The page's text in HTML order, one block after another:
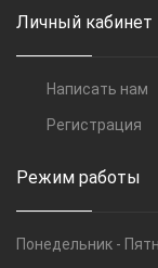
Личный кабинет
Написать нам
Регистрация
Режим работы
Понедельник -